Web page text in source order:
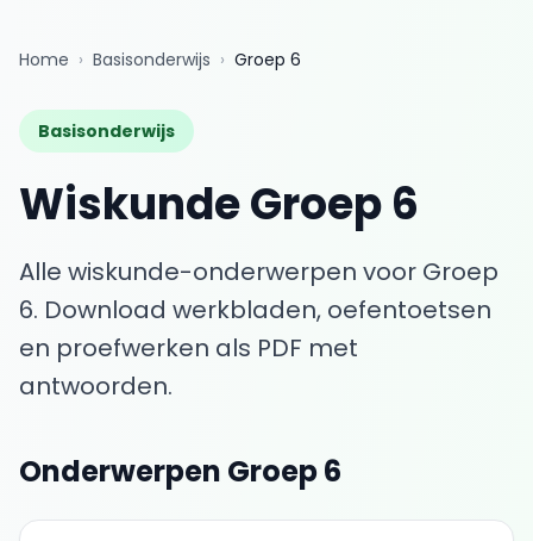
Home › Basisonderwijs › Groep 6
Basisonderwijs
WiskundeGroep 6
Alle wiskunde-onderwerpen voor Groep
6. Download werkbladen, oefentoetsen
en proefwerken als PDF met
antwoorden.
Onderwerpen Groep 6